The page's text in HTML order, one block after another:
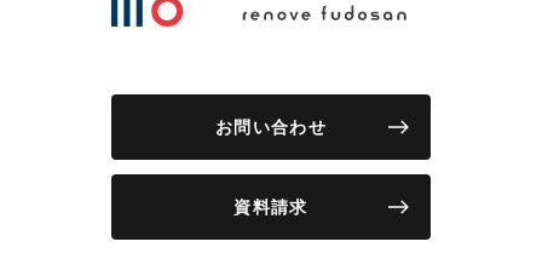
お問い合わせ
資料請求